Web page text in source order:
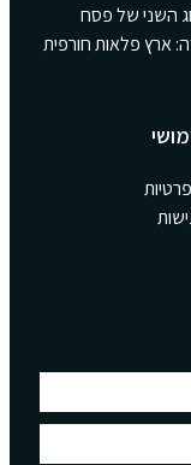
השני של פסח
ארץ פלאות חורפית